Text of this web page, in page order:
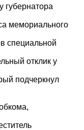
губернатора
мемориального
специальной
отклик у
подчеркнул